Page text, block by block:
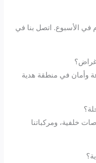
متاحة على مدار الساعة، 7 أيام في الأسبوع. اتصل بنا في
وأمان في منطقة هدية
خلفية، ومركباتنا